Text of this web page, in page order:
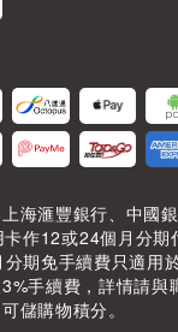
海滙豐銀行、中國
作12或24個月分期
期免手續費只適用
手續費，詳情請與
儲購物積分。